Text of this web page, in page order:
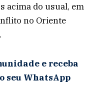
acima do usual, em
no Oriente
e receba
seu WhatsApp